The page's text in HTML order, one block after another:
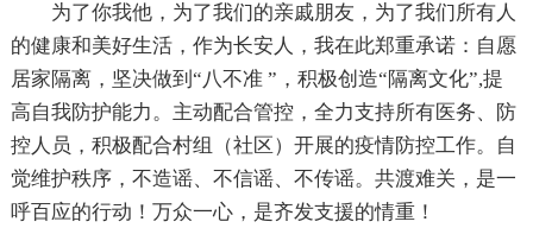
为了你我他，为了我们的亲戚朋友，为了我们所有人
的健康和美好生活，作为长安人，我在此郑重承诺：自愿
居家隔离，坚决做到“八不准 ”，积极创造“隔离文化”,提
高自我防护能力。主动配合管控，全力支持所有医务、防
控人员，积极配合村组（社区）开展的疫情防控工作。自
觉维护秩序，不造谣、不信谣、不传谣。共渡难关，是一
呼百应的行动！万众一心，是齐发支援的情重！